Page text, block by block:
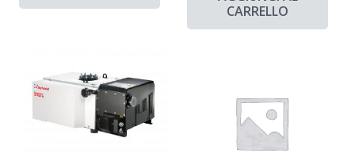
CARRELLO